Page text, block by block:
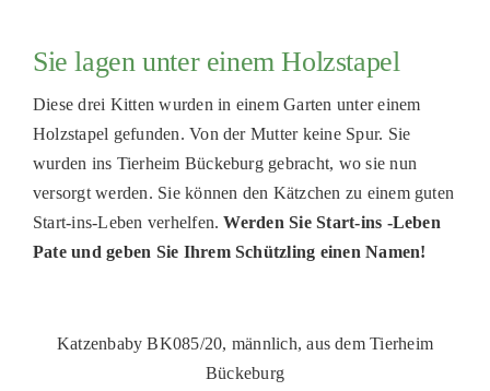
FÖRDERN & VERERBEN
KOOPERATIONEN
4KIDS
TIERHEIMTIERE
TIERHEIME
HELFER WERDEN
Sie lagen unter einem Holzstapel
Diese drei Kitten wurden in einem Garten unter einem
Holzstapel gefunden. Von der Mutter keine Spur. Sie
wurden ins Tierheim Bückeburg gebracht, wo sie nun
versorgt werden. Sie können den Kätzchen zu einem guten
Start-ins-Leben verhelfen.Werden Sie Start-ins -Leben
Pate und geben Sie Ihrem Schützling einen Namen!
Katzenbaby BK085/20, männlich, aus dem Tierheim
Bückeburg